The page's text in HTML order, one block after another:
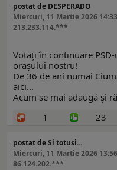
postat de DESPERADO
Miercuri, 11 Martie 2026 14:33
213.233.114.***
Votați în continuare
orașului nostru!
De 36 de ani numai
aici...
Acum se mai adaugă și
1
23
postat de Si totusi...
Miercuri, 11 Martie 2026 13:56
86.124.202.***